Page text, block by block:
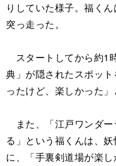
りしていた様子。福く
突っ走った。
スタートしてから約1
典」が隠されたスポッ
ったけど、楽しかった」
また、「江戸ワンダ
る」という福くんは、
に、「手裏剣道場が楽